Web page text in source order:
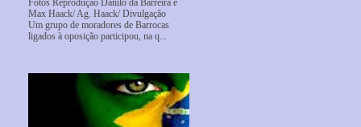
Fotos Reprodução Danilo da Barreira e
Max Haack/ Ag. Haack/ Divulgação
Um grupo de moradores de Barrocas
ligados à oposição participou, na q...